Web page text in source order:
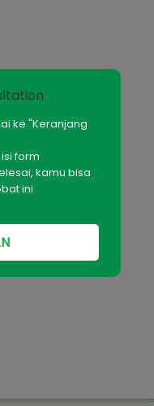
ke "Keranjang
form
kamu bisa
ini